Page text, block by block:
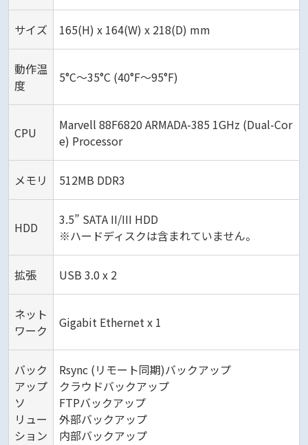
サイズ 165(H) x 164(W) x 218(D) mm
動作温
度
5°C～35°C (40°F～95°F)
CPU
Marvell 88F6820 ARMADA-385 1GHz (Dual-Cor
e) Processor
メモリ 512MB DDR3
HDD
3.5” SATA II/III HDD
※ハードディスクは含まれていません。
拡張 USB 3.0 x 2
ネット
ワーク
Gigabit Ethernet x 1
バック
アップ
ソ
リュー
ション
Rsync (リモート同期)バックアップ
クラウドバックアップ
FTPバックアップ
外部バックアップ
内部バックアップ